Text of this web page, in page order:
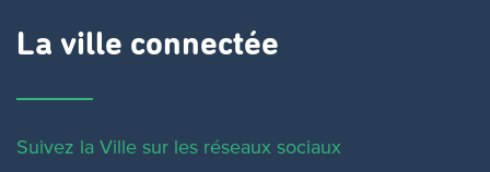
La ville connectée
Suivez la Ville sur les réseaux sociaux